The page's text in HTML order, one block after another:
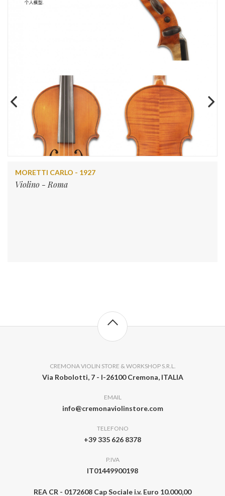
MORETTI CARLO - 1927
Violino - Roma
CREMONA VIOLIN STORE & WORKSHOP S.R.L.
Via Robolotti, 7 - I-26100 Cremona, ITALIA
EMAIL
info@cremonaviolinstore.com
TELEFONO
+39 335 626 8378
P.IVA
IT01449900198
REA CR - 0172608 Cap Sociale i.v. Euro 10.000,00